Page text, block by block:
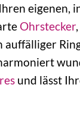
eigenen,
Ohrstecker
auffälliger
und lässt